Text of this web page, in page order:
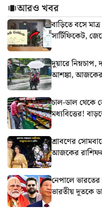
আরও খবর
বাড়িতে বসে
সার্টিফিকেট,
দুয়ারে নিম্নচাপ,
আশঙ্কা,
চাল-ডাল থেকে
মধ্যবিত্তের!
শ্রাবণের
আজকের
নেপালে
ভারতীয় দূতকে